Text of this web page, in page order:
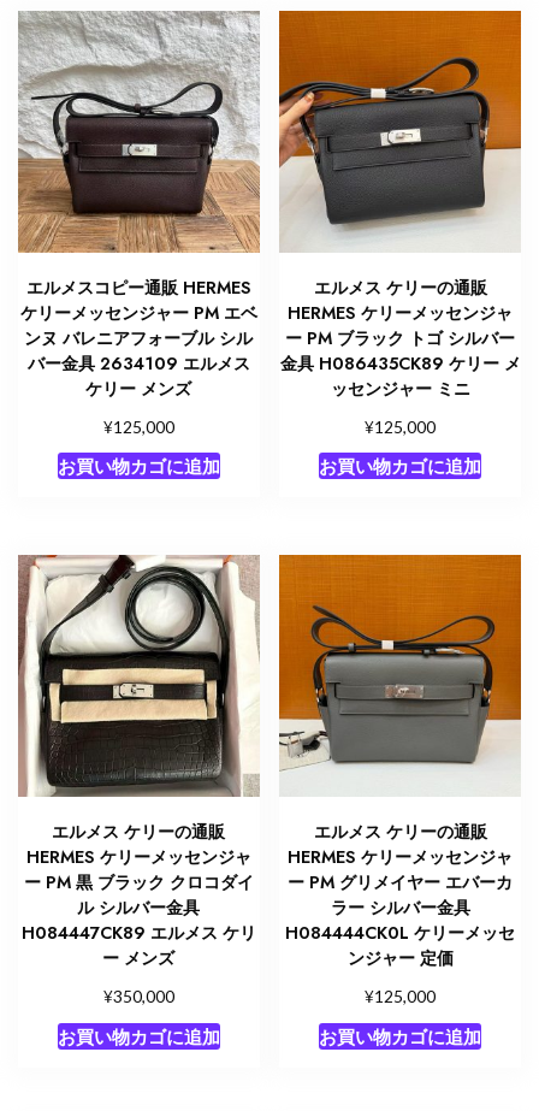
エルメスコピー通販 HERMES
ケリーメッセンジャー PM エベ
ンヌ バレニアフォーブル シル
バー金具 2634109 エルメス
ケリー メンズ
¥125,000
お買い物カゴに追加
エルメス ケリーの通販
HERMES ケリーメッセンジャ
ー PM ブラック トゴ シルバー
金具 H086435CK89 ケリー メ
ッセンジャー ミニ
¥125,000
お買い物カゴに追加
エルメス ケリーの通販
HERMES ケリーメッセンジャ
ー PM 黒 ブラック クロコダイ
ル シルバー金具
H084447CK89 エルメス ケリ
ー メンズ
¥350,000
お買い物カゴに追加
エルメス ケリーの通販
HERMES ケリーメッセンジャ
ー PM グリメイヤー エバーカ
ラー シルバー金具
H084444CK0L ケリーメッセ
ンジャー 定価
¥125,000
お買い物カゴに追加